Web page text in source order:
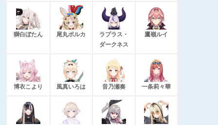
獅白ぼたん 尾丸ポルカ
ラプラス・
ダークネス
鷹嶺ルイ
博衣こより 風真いろは 音乃瀬奏 一条莉々華